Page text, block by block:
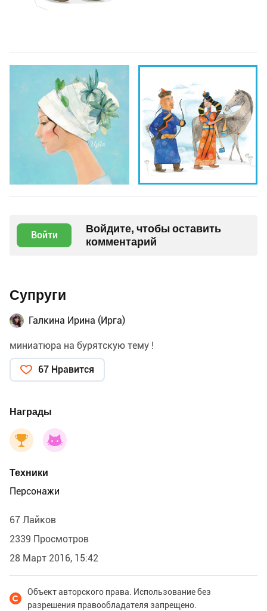
Войти
Войдите, чтобы оставить
комментарий
Супруги
Галкина Ирина (Ирга)
миниатюра на бурятскую тему !
67 Нравится
Награды
Техники
Персонажи
67 Лайков
2339 Просмотров
28 Март 2016, 15:42
Объект авторского права. Использование без
разрешения правообладателя запрещено.